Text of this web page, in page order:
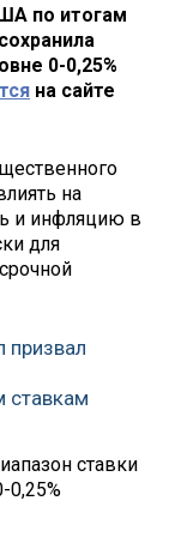
по итогам
0-0,25%
на сайте
на
и инфляцию в
для
призвал
ставкам
ставки
0,25%